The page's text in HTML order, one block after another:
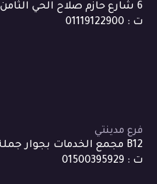
6 شارع حازم صلاح الحي الثامن منطقة 11 بلوك 11 مدينة نصر.
ت : 01119122900
فرع مدينتي
B12 مجمع الخدمات بجوار جملة ماركت
ت : 01500395929